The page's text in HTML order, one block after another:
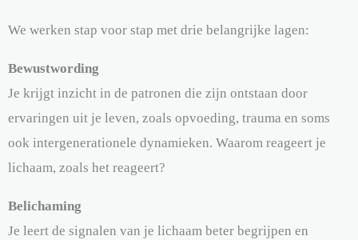
We werken stap voor stap met drie belangrijke lagen:
Bewustwording
Je krijgt inzicht in de patronen die zijn ontstaan door
ervaringen uit je leven, zoals opvoeding, trauma en soms
ook intergenerationele dynamieken. Waarom reageert je
lichaam, zoals het reageert?
Belichaming
Je leert de signalen van je lichaam beter begrijpen en